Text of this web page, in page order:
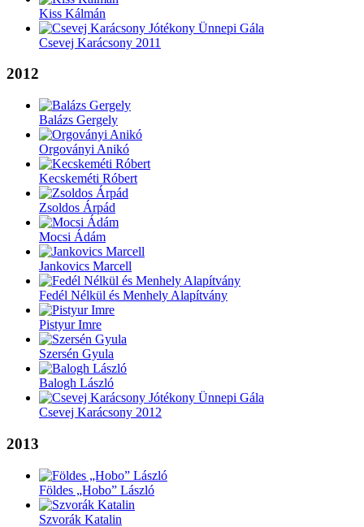
Kiss Kálmán
Csevej Karácsony 2011
2012
Balázs Gergely
Orgoványi Anikó
Kecskeméti Róbert
Zsoldos Árpád
Mocsi Ádám
Jankovics Marcell
Fedél Nélkül és Menhely Alapítvány
Pistyur Imre
Szersén Gyula
Balogh László
Csevej Karácsony 2012
2013
Földes „Hobo” László
Szvorák Katalin